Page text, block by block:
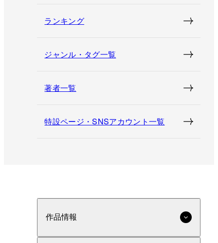
ランキング
ジャンル・タグ一覧
著者一覧
特設ページ・SNSアカウント一覧
作品情報